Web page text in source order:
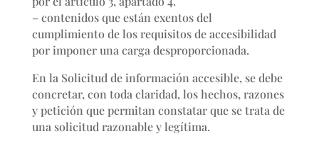
– contenidos que están exentos del
cumplimiento de los requisitos de accesibilidad
por imponer una carga desproporcionada.
En la Solicitud de información accesible, se debe
concretar, con toda claridad, los hechos, razones
y petición que permitan constatar que se trata de
una solicitud razonable y legítima.